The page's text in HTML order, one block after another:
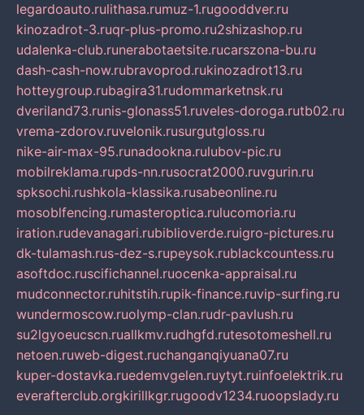
legardoauto.rulithasa.rumuz-1.rugooddver.ru
kinozadrot-3.ruqr-plus-promo.ru2shizashop.ru
udalenka-club.runerabotaetsite.rucarszona-bu.ru
dash-cash-now.rubravoprod.rukinozadrot13.ru
hotteygroup.rubagira31.rudommarketnsk.ru
dveriland73.runis-glonass51.ruveles-doroga.rutb02.ru
vrema-zdorov.ruvelonik.rusurgutgloss.ru
nike-air-max-95.runadookna.rulubov-pic.ru
mobilreklama.rupds-nn.rusocrat2000.ruvgurin.ru
spksochi.rushkola-klassika.rusabeonline.ru
mosoblfencing.rumasteroptica.rulucomoria.ru
iration.rudevanagari.rubiblioverde.ruigro-pictures.ru
dk-tulamash.rus-dez-s.rupeysok.rublackcountess.ru
asoftdoc.ruscifichannel.ruocenka-appraisal.ru
mudconnector.ruhitstih.rupik-finance.ruvip-surfing.ru
wundermoscow.ruolymp-clan.rudr-pavlush.ru
su2lgyoeucscn.ruallkmv.rudhgfd.rutesotomeshell.ru
netoen.ruweb-digest.ruchanganqiyuana07.ru
kuper-dostavka.ruedemvgelen.ruytyt.ruinfoelektrik.ru
everafterclub.orgkirillkgr.rugoodv1234.ruoopslady.ru